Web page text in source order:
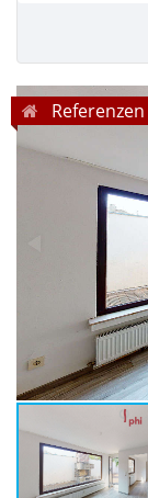
Referenzen